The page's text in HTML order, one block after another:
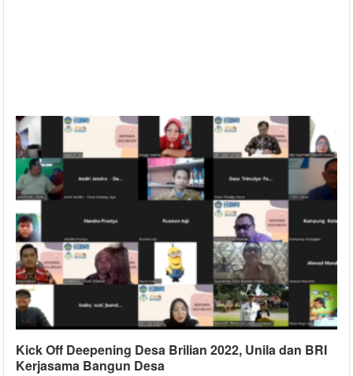
Kick Off Deepening Desa Brilian 2022, Unila dan BRI
Kerjasama Bangun Desa